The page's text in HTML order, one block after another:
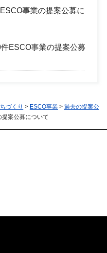
事業の提案公募に
ESCO事業の提案公募
づくり > ESCO事業 > 過去の提案公
案公募について